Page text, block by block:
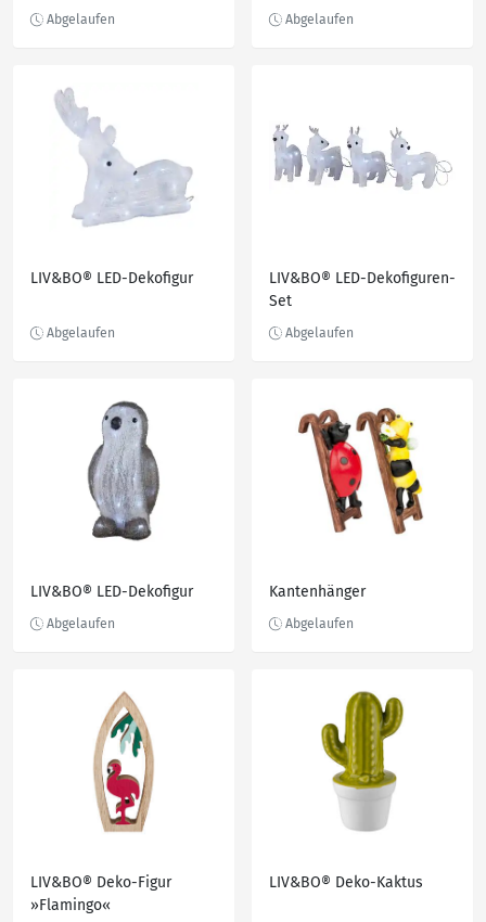
LIV&BO® LED-Dekofigur
LIV&BO® LED-Dekofiguren-
Set
LIV&BO® LED-Dekofigur Kantenhänger
LIV&BO® Deko-Figur
»Flamingo«
LIV&BO® Deko-Kaktus